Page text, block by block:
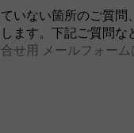
いない箇所のご質
ます。下記ご質問な
せ用 メールフォーム